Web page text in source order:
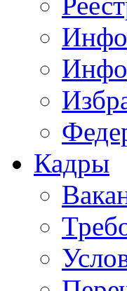
Кадры